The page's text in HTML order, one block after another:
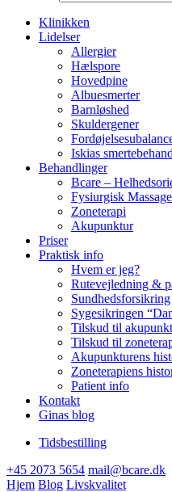
Klinikken
Lidelser
Allergier
Hælspore
Hovedpine
Albuesmerter
Barnløshed
Skuldergener
Iskias
Behandlinger
Bcare –
Fysiurgisk Massage
Zoneterapi
Akupunktur
Priser
Praktisk info
Hvem er jeg?
Rutevejledning &
Sundhedsforsikring
Sygesikringen
Tilskud til
Tilskud til
Akupunkturens
Zoneterapiens
Patient info
Kontakt
Ginas blog
Tidsbestilling
+45 2073 5654 mail@bcare.dk
Hjem Blog Livskvalitet